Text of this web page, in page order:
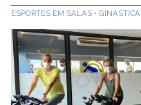
ESPORTES EM SALAS GINÁSTICA